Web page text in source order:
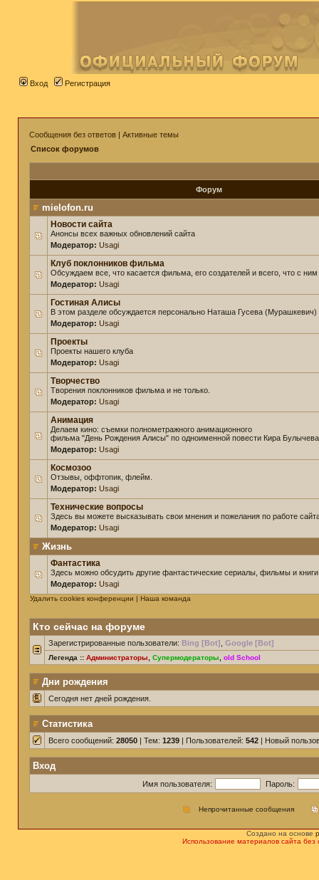
Вход Регистрация
Сообщения без ответов | Активные темы
Список форумов
Форум
mielofon.ru
Новости сайта
Анонсы всех важных обновлений сайта
Модератор: Usagi
Клуб поклонников фильма
Обсуждаем все, что касается фильма, его создателей и всего, что с ним
Модератор: Usagi
Гостиная Алисы
В этом разделе обсуждается персонально Наташа Гусева (Мурашкевич)
Модератор: Usagi
Проекты
Проекты нашего клуба
Модератор: Usagi
Творчество
Творения поклонников фильма и не только.
Модератор: Usagi
Анимация
Делаем кино: съемки полнометражного анимационного
фильма "День Рождения Алисы" по одноименной повести Кира
Модератор: Usagi
Космозоо
Отзывы, оффтопик, флейм.
Модератор: Usagi
Технические вопросы
Здесь вы можете высказывать свои мнения и пожелания по работе
Модератор: Usagi
Жизнь
Фантастика
Здесь можно обсудить другие фантастические сериалы, фильмы и
Модератор: Usagi
Удалить cookies конференции | Наша команда
Кто сейчас на форуме
Зарегистрированные пользователи: Bing [Bot] Google [Bot]
Легенда :: Администраторы Супермодераторы old School
Дни рождения
Сегодня нет дней рождения.
Статистика
Всего сообщений: 28050 | Тем: 1239 | Пользователей: 542 | Новый
Вход
Имя пользователя: Пароль:
Непрочитанные сообщения
Создано на основе
Использование материалов сайта